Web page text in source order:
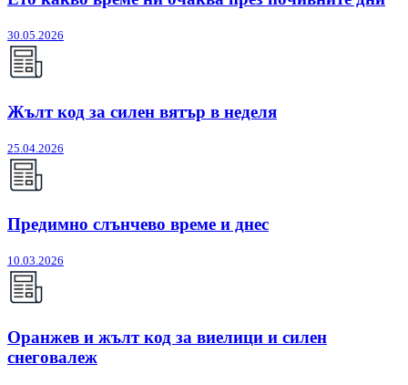
30.05.2026
Жълт код за силен вятър в неделя
25.04.2026
Предимно слънчево време и днес
10.03.2026
Оранжев и жълт код за виелици и силен
снеговалеж